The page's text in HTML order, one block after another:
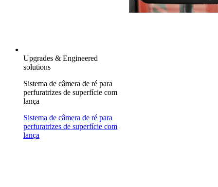
Upgrades & Engineered
solutions
Sistema de câmera de ré para
perfuratrizes de superfície com
lança
Sistema de câmera de ré para
perfuratrizes de superfície com
lança